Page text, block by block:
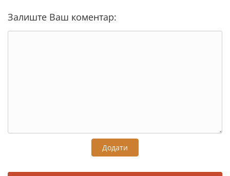
Залиште Ваш коментар:
Додати